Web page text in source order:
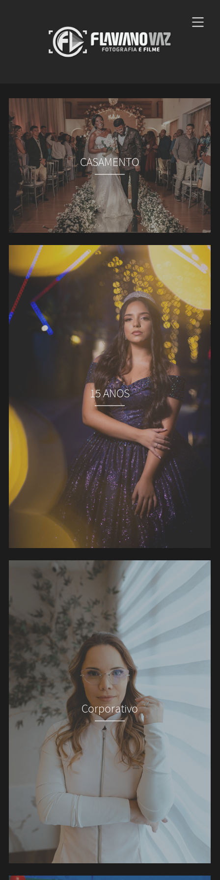
CASAMENTO
15 ANOS
Corporativo